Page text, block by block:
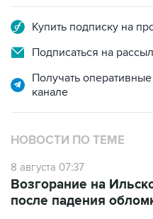
Купить подписку на
Подписаться на
Получать
канале
НОВОСТИ ПО ТЕМЕ
8 августа 07:37
Возгорание на
после падения